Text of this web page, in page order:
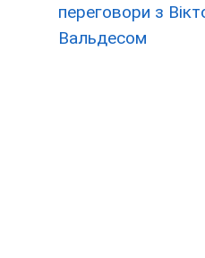
переговори з
Вальдесом